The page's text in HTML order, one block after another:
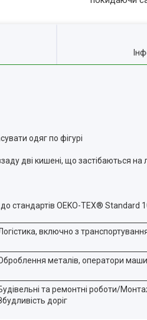
одяг по фігурі
дві кишені, що застібаються
стандартів OEKO-TEX® Standard
включно з
металів, оператори
та ремонтні роботи/
доріг